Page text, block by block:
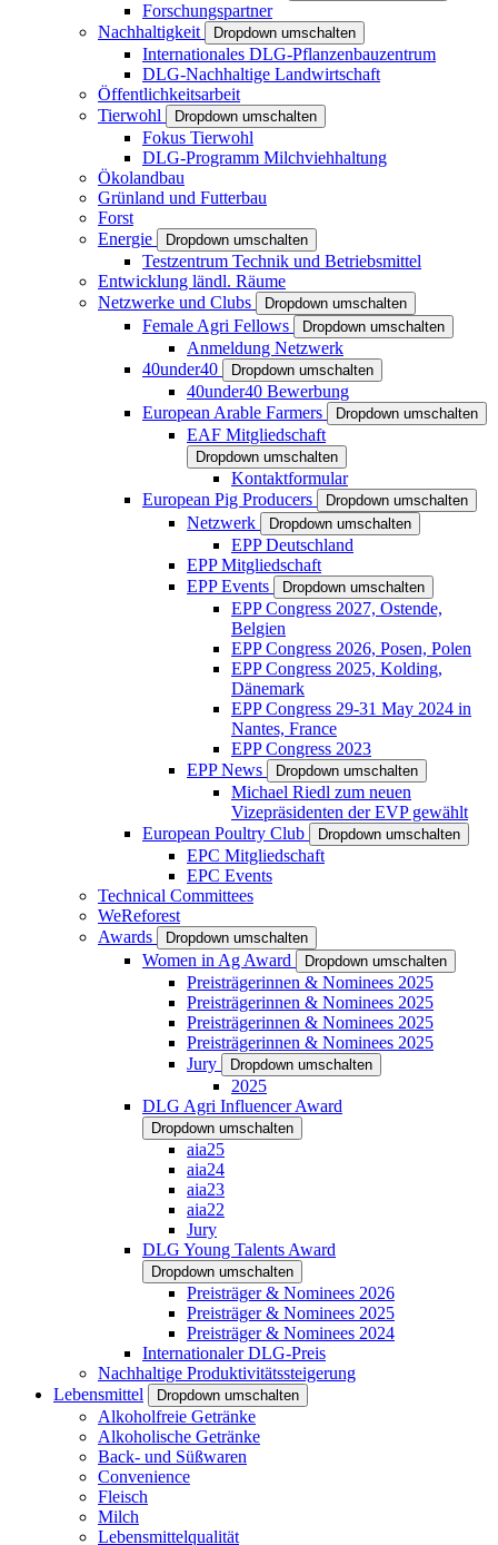
Forschungspartner
Nachhaltigkeit
Dropdown umschalten
Internationales DLG-Pflanzenbauzentrum
DLG-Nachhaltige Landwirtschaft
Öffentlichkeitsarbeit
Tierwohl
Dropdown umschalten
Fokus Tierwohl
DLG-Programm Milchviehhaltung
Ökolandbau
Grünland und Futterbau
Forst
Energie
Dropdown umschalten
Testzentrum Technik und Betriebsmittel
Entwicklung ländl. Räume
Netzwerke und Clubs
Dropdown umschalten
Female Agri Fellows Dropdown umschalten
Anmeldung Netzwerk
40under40
Dropdown umschalten
40under40 Bewerbung
European Arable Farmers
Dropdown umschalten
EAF Mitgliedschaft
Dropdown umschalten
Kontaktformular
European Pig Producers
Dropdown umschalten
Netzwerk Dropdown umschalten
EPP Deutschland
EPP Mitgliedschaft
EPP Events
Dropdown umschalten
EPP Congress 2027, Ostende,
Belgien
EPP Congress 2026, Posen, Polen
EPP Congress 2025, Kolding,
Dänemark
EPP Congress 29-31 May 2024 in
Nantes, France
EPP Congress 2023
EPP News
Dropdown umschalten
Michael Riedl zum neuen
Vizepräsidenten der EVP gewählt
European Poultry Club
Dropdown umschalten
EPC Mitgliedschaft
EPC Events
Technical Committees
WeReforest
Awards
Dropdown umschalten
Women in Ag Award Dropdown umschalten
Preisträgerinnen & Nominees 2025
Preisträgerinnen & Nominees 2025
Preisträgerinnen & Nominees 2025
Preisträgerinnen & Nominees 2025
Jury
Dropdown umschalten
2025
DLG Agri Influencer Award
Dropdown umschalten
aia25
aia24
aia23
aia22
Jury
DLG Young Talents Award
Dropdown umschalten
Preisträger & Nominees 2026
Preisträger & Nominees 2025
Preisträger & Nominees 2024
Internationaler DLG-Preis
Nachhaltige Produktivitätssteigerung
Lebensmittel
Dropdown umschalten
Alkoholfreie Getränke
Alkoholische Getränke
Back- und Süßwaren
Convenience
Fleisch
Milch
Lebensmittelqualität